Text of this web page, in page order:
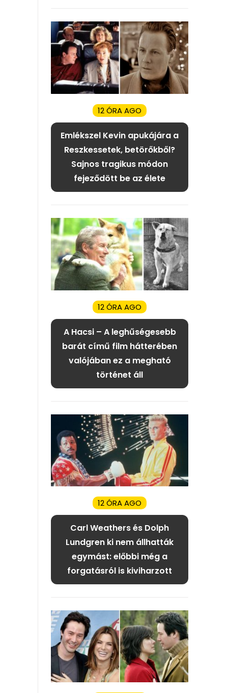
12 ÓRA AGO
Emlékszel Kevin apukájára a
Reszkessetek, betörőkből?
Sajnos tragikus módon
fejeződött be az élete
12 ÓRA AGO
A Hacsi – A leghűségesebb
barát című film hátterében
valójában ez a megható
történet áll
12 ÓRA AGO
Carl Weathers és Dolph
Lundgren ki nem állhatták
egymást: előbbi még a
forgatásról is kiviharzott